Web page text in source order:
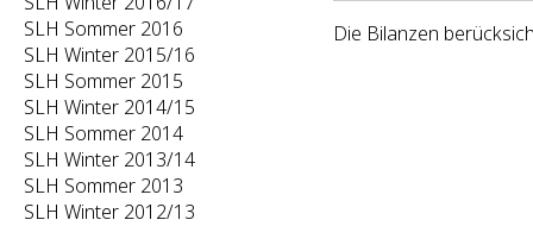
SLH Sommer 2016
SLH Winter 2015/16
SLH Sommer 2015
SLH Winter 2014/15
SLH Sommer 2014
SLH Winter 2013/14
SLH Sommer 2013
SLH Winter 2012/13
Die Bilanzen